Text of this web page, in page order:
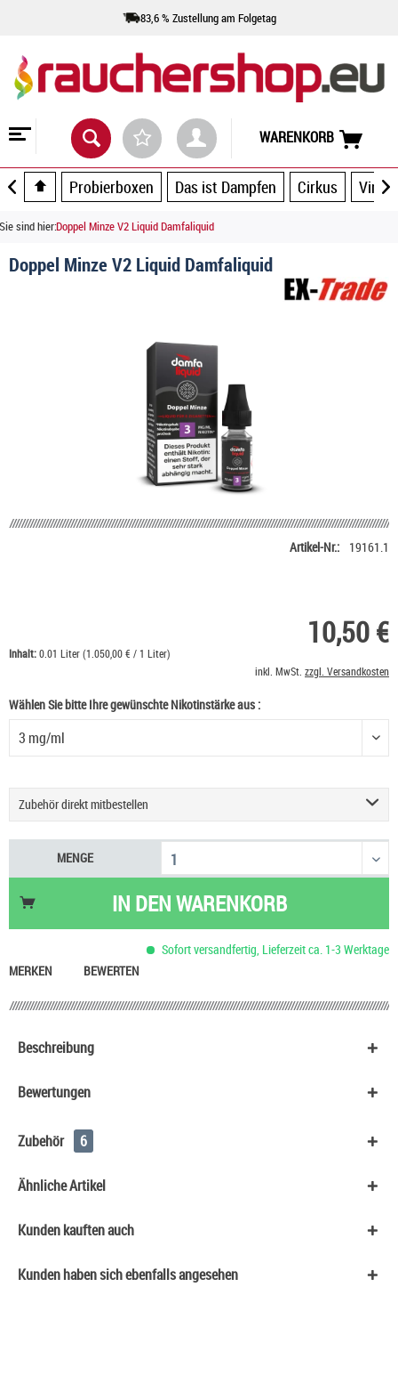
83,6 % Zustellung am Folgetag
WARENKORB
Probierboxen Das ist Dampfen Cirkus
Sie sind hier:Doppel Minze V2 Liquid Damfaliquid
Doppel Minze V2 Liquid Damfaliquid
Artikel-Nr.: 19161.1
10,50 €
Inhalt:0.01 Liter (1.050,00 € / 1 Liter)
inkl. MwSt. zzgl. Versandkosten
Wählen Sie bitte Ihre gewünschte Nikotinstärke aus :
Zubehör direkt mitbestellen
Geekvape Sonder Q3 Podsystem E-Zigarette
9,90 €
Einsteigerset Podsystem & Liquid
60,90 €
UWELL Caliburn G5 Pod Kit
59,90 €
MENGE
IN DENWARENKORB
Sofort versandfertig, Lieferzeit ca. 1-3 Werktage
MERKEN
BEWERTEN
Beschreibung
Bewertungen
Zubehör 6
Ähnliche Artikel
Kunden kauften auch
Kunden haben sich ebenfalls angesehen